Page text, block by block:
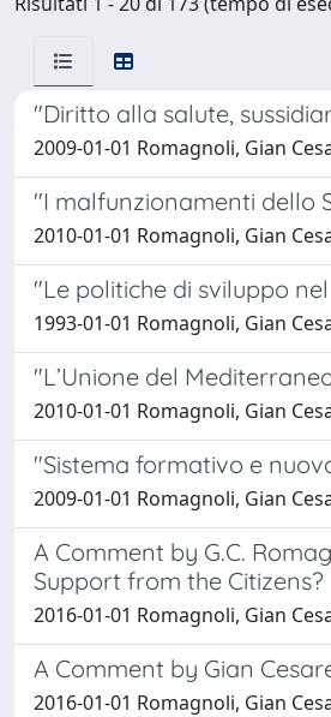
"Diritto alla salute,
2009-01-01 Romagnoli, Gian
"I malfunzionamenti dello
2010-01-01 Romagnoli, Gian
"Le politiche di sviluppo
1993-01-01 Romagnoli, Gian
"L’Unione del
2010-01-01 Romagnoli, Gian
"Sistema formativo e
2009-01-01 Romagnoli, Gian
A Comment by G.C.
Support from the Citizens?
2016-01-01 Romagnoli, Gian
A Comment by Gian
2016-01-01 Romagnoli, Gian